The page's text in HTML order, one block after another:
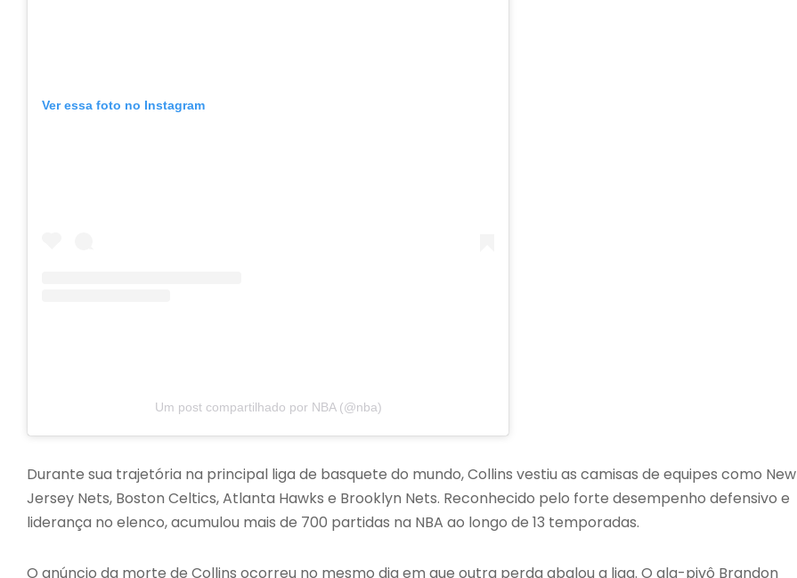
Ver essa foto no Instagram
Um post compartilhado por NBA (@nba)
Durante sua trajetória na principal liga de basquete do mundo, Collins vestiu as camisas de equipes como New
Jersey Nets, Boston Celtics, Atlanta Hawks e Brooklyn Nets. Reconhecido pelo forte desempenho defensivo e
liderança no elenco, acumulou mais de 700 partidas na NBA ao longo de 13 temporadas.
O anúncio da morte de Collins ocorreu no mesmo dia em que outra perda abalou a liga. O ala-pivô Brandon